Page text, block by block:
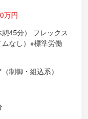
万円
45分） フレックス
なし）※標準労働
制御・組込系）